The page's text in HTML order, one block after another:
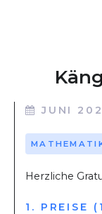
JUNI
Herzliche
1. PREISE